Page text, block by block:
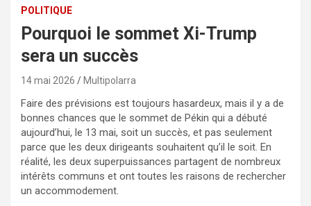
POLITIQUE
Pourquoi le sommet Xi-Trump
sera un succès
14 mai 2026 Multipolarra
Faire des prévisions est toujours hasardeux, mais il y a de
bonnes chances que le sommet de Pékin qui a débuté
aujourd’hui, le 13 mai, soit un succès, et pas seulement
parce que les deux dirigeants souhaitent qu’il le soit. En
réalité, les deux superpuissances partagent de nombreux
intérêts communs et ont toutes les raisons de rechercher
un accommodement.